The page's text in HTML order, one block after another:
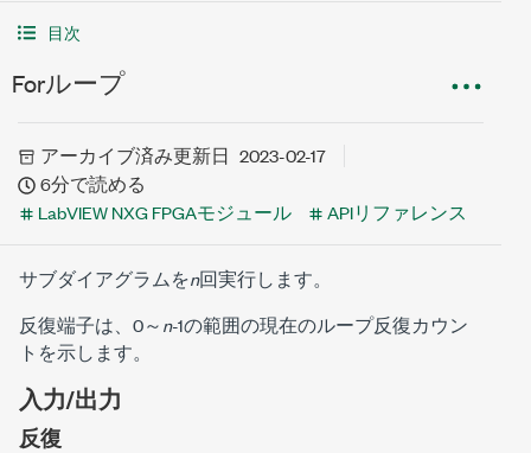
目次
Forループ
アーカイブ済み更新日 2023-02-17
6分で読める
LabVIEW NXG FPGAモジュール
APIリファレンス
サブダイアグラムをn回実行します。
反復端子は、0～n-1の範囲の現在のループ反復カウン
トを示します。
入力/出力
反復